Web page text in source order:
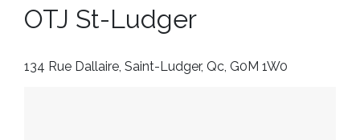
OTJ St-Ludger
134 Rue Dallaire, Saint-Ludger, Qc, G0M 1W0